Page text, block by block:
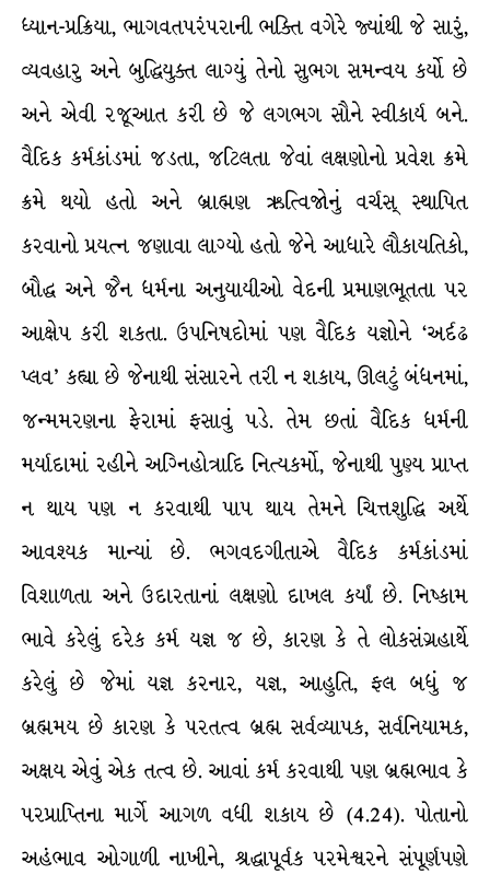
ધ્યાન-પ્રક્રિયા, ભાગવતપરંપરાની ભક્તિ વગેરે જ્યાંથી જે સારું,
વ્યવહારુ અને બુદ્ધિયુક્ત લાગ્યું તેનો સુભગ સમન્વય કર્યો છે
અને એવી રજૂઆત કરી છે જે લગભગ સૌને સ્વીકાર્ય બને.
વૈદિક કર્મકાંડમાં જડતા, જટિલતા જેવાં લક્ષણોનો પ્રવેશ ક્રમે
ક્રમે થયો હતો અને બ્રાહ્મણ ઋત્વિજોનું વર્ચસ્ સ્થાપિત
કરવાનો પ્રયત્ન જણાવા લાગ્યો હતો જેને આધારે લૌકાયતિકો,
બૌદ્ધ અને જૈન ધર્મના અનુયાયીઓ વેદની પ્રમાણભૂતતા પર
આક્ષેપ કરી શકતા. ઉપનિષદોમાં પણ વૈદિક યજ્ઞોને ‘અર્દઢ
પ્લવ’ કહ્યા છે જેનાથી સંસારને તરી ન શકાય, ઊલટું બંધનમાં,
જન્મમરણના ફેરામાં ફસાવું પડે. તેમ છતાં વૈદિક ધર્મની
મર્યાદામાં રહીને અગ્નિહોત્રાદિ નિત્યકર્મો, જેનાથી પુણ્ય પ્રાપ્ત
ન થાય પણ ન કરવાથી પાપ થાય તેમને ચિત્તશુદ્ધિ અર્થે
આવશ્યક માન્યાં છે. ભગવદગીતાએ વૈદિક કર્મકાંડમાં
વિશાળતા અને ઉદારતાનાં લક્ષણો દાખલ કર્યાં છે. નિષ્કામ
ભાવે કરેલું દરેક કર્મ યજ્ઞ જ છે, કારણ કે તે લોકસંગ્રહાર્થે
કરેલું છે જેમાં યજ્ઞ કરનાર, યજ્ઞ, આહુતિ, ફલ બધું જ
બ્રહ્મમય છે કારણ કે પરતત્વ બ્રહ્મ સર્વવ્યાપક, સર્વનિયામક,
અક્ષય એવું એક તત્વ છે. આવાં કર્મ કરવાથી પણ બ્રહ્મભાવ કે
પરપ્રાપ્તિના માર્ગે આગળ વધી શકાય છે (4.24). પોતાનો
અહંભાવ ઓગાળી નાખીને, શ્રદ્ધાપૂર્વક પરમેશ્વરને સંપૂર્ણપણે